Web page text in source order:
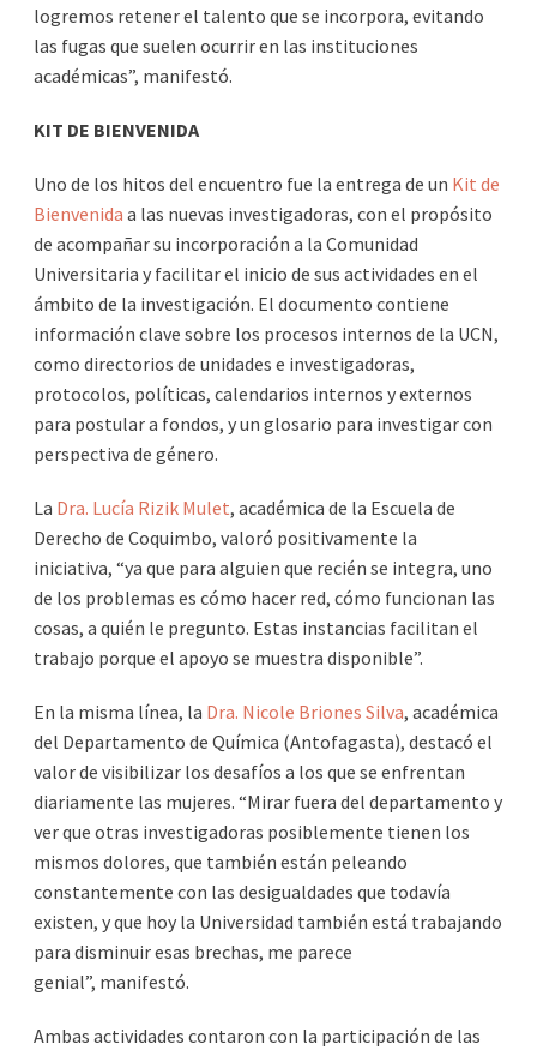
logremos retener el talento que se incorpora, evitando
las fugas que suelen ocurrir en las instituciones
académicas”, manifestó.
KIT DE BIENVENIDA
Uno de los hitos del encuentro fue la entrega de un Kit de
Bienvenida a las nuevas investigadoras, con el propósito
de acompañar su incorporación a la Comunidad
Universitaria y facilitar el inicio de sus actividades en el
ámbito de la investigación. El documento contiene
información clave sobre los procesos internos de la UCN,
como directorios de unidades e investigadoras,
protocolos, políticas, calendarios internos y externos
para postular a fondos, y un glosario para investigar con
perspectiva de género.
La Dra. Lucía Rizik Mulet, académica de la Escuela de
Derecho de Coquimbo, valoró positivamente la
iniciativa, “ya que para alguien que recién se integra, uno
de los problemas es cómo hacer red, cómo funcionan las
cosas, a quién le pregunto. Estas instancias facilitan el
trabajo porque el apoyo se muestra disponible”.
En la misma línea, la Dra. Nicole Briones Silva, académica
del Departamento de Química (Antofagasta), destacó el
valor de visibilizar los desafíos a los que se enfrentan
diariamente las mujeres. “Mirar fuera del departamento y
ver que otras investigadoras posiblemente tienen los
mismos dolores, que también están peleando
constantemente con las desigualdades que todavía
existen, y que hoy la Universidad también está trabajando
para disminuir esas brechas, me parece
genial”, manifestó.
Ambas actividades contaron con la participación de las